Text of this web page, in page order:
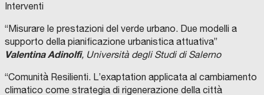
Interventi
“Misurare le prestazioni del verde urbano. Due modelli a
supporto della pianificazione urbanistica attuativa”
Valentina Adinolfi, Università degli Studi di Salerno
“Comunità Resilienti. L’exaptation applicata al cambiamento
climatico come strategia di rigenerazione della città